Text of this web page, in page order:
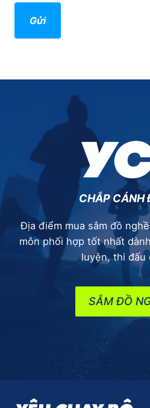
CHẮP CÁNH
Địa điểm mua sắm đồ
môn phối hợp tốt nhất
luyện, thi đấu
SẮM ĐỒ